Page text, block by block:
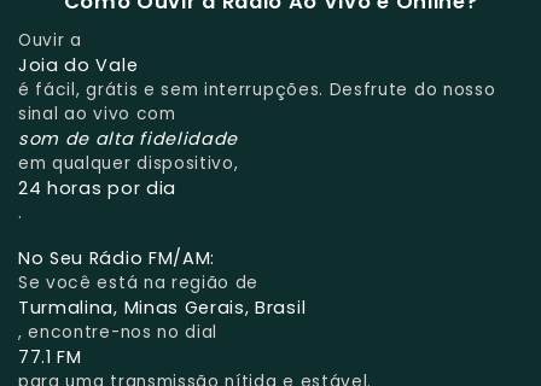
Ouvir a
Joia do Vale
é fácil, grátis e sem interrupções. Desfrute do nosso
sinal ao vivo com
som de alta fidelidade
em qualquer dispositivo,
24 horas por dia
.
No Seu Rádio FM/AM:
Se você está na região de
Turmalina, Minas Gerais, Brasil
, encontre-nos no dial
77.1 FM